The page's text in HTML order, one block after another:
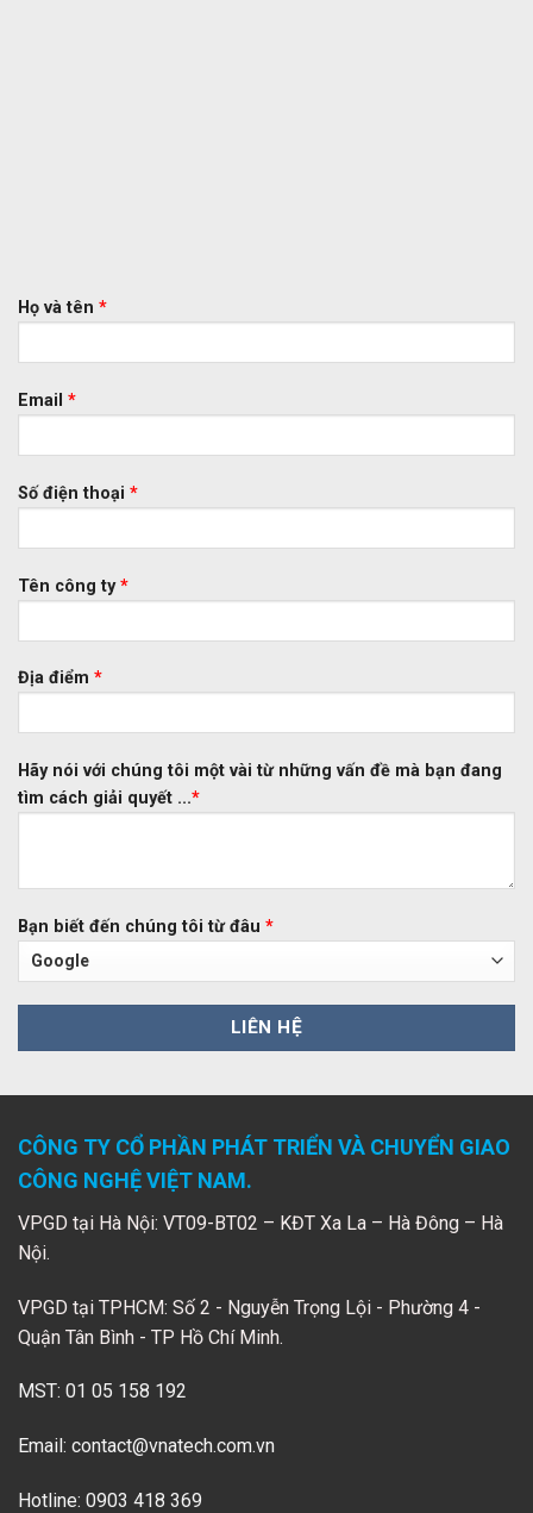
Họ và tên *
Email *
Số điện thoại *
Tên công ty*
Địa điểm *
Hãy nói với chúng tôi một vài từ những vấn đề mà bạn đang
tìm cách giải quyết ...*
Bạn biết đến chúng tôi từ đâu *
CÔNG TY CỔ PHẦN PHÁT TRIỂN VÀ CHUYỂN GIAO
CÔNG NGHỆ VIỆT NAM.
VPGD tại Hà Nội: VT09-BT02 – KĐT Xa La – Hà Đông – Hà
Nội.
VPGD tại TPHCM: Số 2 - Nguyễn Trọng Lội - Phường 4 -
Quận Tân Bình - TP Hồ Chí Minh.
MST: 01 05 158 192
Email: contact@vnatech.com.vn
Hotline: 0903 418 369